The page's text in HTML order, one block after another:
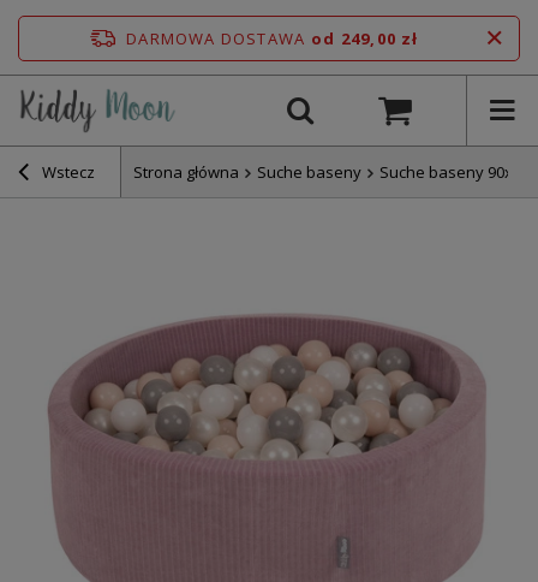
DARMOWA DOSTAWA od 249,00 zł
Wstecz Strona główna Suche baseny Suche baseny 90x30